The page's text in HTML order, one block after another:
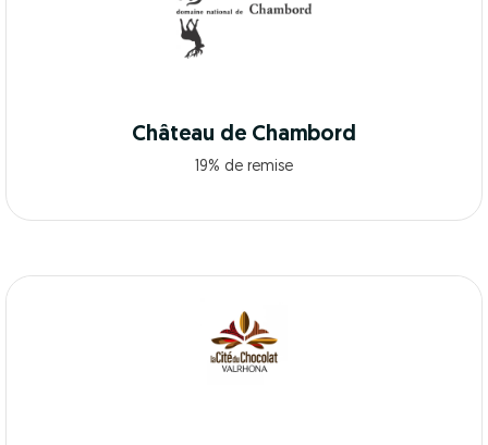
Château de Chambord
19% de remise